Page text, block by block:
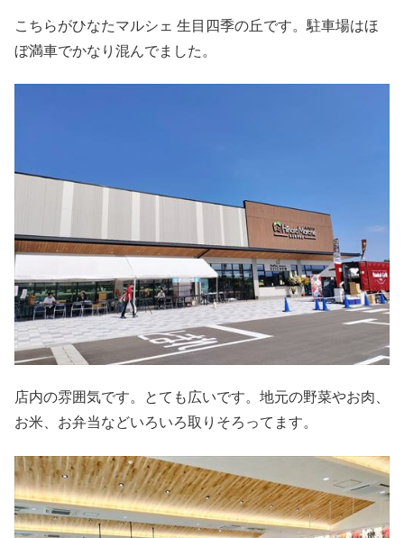
こちらがひなたマルシェ 生目四季の丘です。駐車場はほ
ぼ満車でかなり混んでました。
店内の雰囲気です。とても広いです。地元の野菜やお肉、
お米、お弁当などいろいろ取りそろってます。